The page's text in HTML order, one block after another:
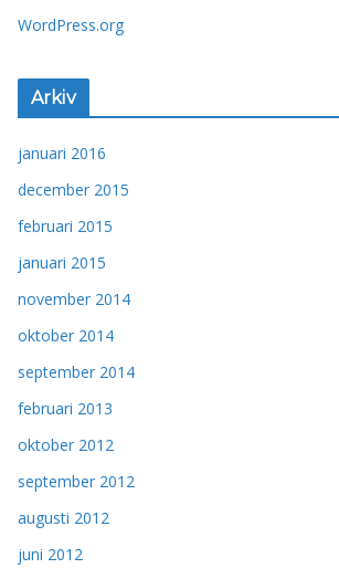
WordPress.org
Arkiv
januari 2016
december 2015
februari 2015
januari 2015
november 2014
oktober 2014
september 2014
februari 2013
oktober 2012
september 2012
augusti 2012
juni 2012